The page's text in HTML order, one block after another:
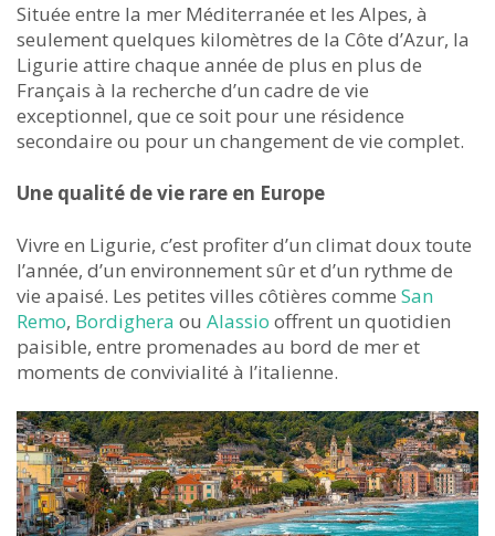
Située entre la mer Méditerranée et les Alpes, à
seulement quelques kilomètres de la Côte d’Azur, la
Ligurie attire chaque année de plus en plus de
Français à la recherche d’un cadre de vie
exceptionnel, que ce soit pour une résidence
secondaire ou pour un changement de vie complet.
Une qualité de vie rare en Europe
Vivre en Ligurie, c’est profiter d’un climat doux toute
l’année, d’un environnement sûr et d’un rythme de
vie apaisé. Les petites villes côtières comme San
Remo, Bordighera ou Alassio offrent un quotidien
paisible, entre promenades au bord de mer et
moments de convivialité à l’italienne.